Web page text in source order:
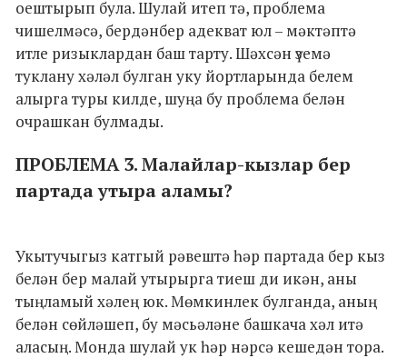
оештырып була. Шулай итеп тә, проблема
чишелмәсә, бердәнбер адекват юл – мәктәптә
итле ризыклардан баш тарту. Шәхсән үземә
туклану хәләл булган уку йортларында белем
алырга туры килде, шуңа бу проблема белән
очрашкан булмады.
ПРОБЛЕМА 3. Малайлар-кызлар бер
партада утыра аламы?
Укытучыгыз катгый рәвештә һәр партада бер кыз
белән бер малай утырырга тиеш ди икән, аны
тыңламый хәлең юк. Мөмкинлек булганда, аның
белән сөйләшеп, бу мәсьәләне башкача хәл итә
аласың. Монда шулай ук һәр нәрсә кешедән тора.